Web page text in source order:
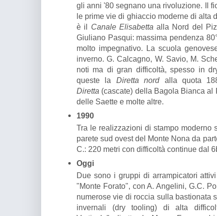
gli anni '80 segnano una rivoluzione. Il
le prime vie di ghiaccio moderne di alta
è il Canale Elisabettaalla Nord del
Giuliano Pasqui: massima pendenza
molto impegnativo. La scuola
inverno. G. Calcagno, W. Savio, M.
noti ma di gran difficoltà, spesso in
queste la Diretta nordalla quota
Diretta (cascate) della Bagola Bianca
delle Saette e molte altre.
1990
Tra le realizzazioni di stampo moderno
parete sud ovest del Monte Nona da
C.: 220 metri con difficoltà continue dal
Oggi
Due sono i gruppi di arrampicatori
"Monte Forato", con A. Angelini, G.C.
numerose vie di roccia sulla bastionata
invernali (dry tooling) di alta